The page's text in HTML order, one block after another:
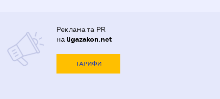
Реклама та PR
на ligazakon.net
ТАРИФИ